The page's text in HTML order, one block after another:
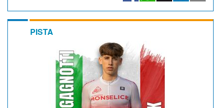
PISTA